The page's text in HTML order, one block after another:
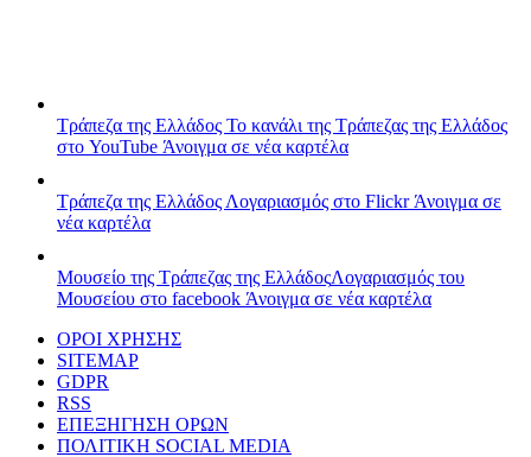
Τράπεζα της Ελλάδος Το κανάλι της Τράπεζας της Ελλάδος
στο YouTube Άνοιγμα σε νέα καρτέλα
Τράπεζα της Ελλάδος Λογαριασμός στο FlickrΆνοιγμα σε
νέα καρτέλα
Μουσείο της Τράπεζας της ΕλλάδοςΛογαριασμός του
Μουσείου στο facebook Άνοιγμα σε νέα καρτέλα
ΟΡΟΙ ΧΡΗΣΗΣ
SITEMAP
GDPR
RSS
ΕΠΕΞΗΓΗΣΗ ΟΡΩΝ
ΠΟΛΙΤΙΚΗ SOCIAL MEDIA